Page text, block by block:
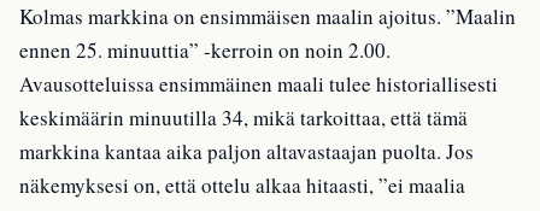
Kolmas markkina on ensimmäisen maalin ajoitus. ”Maalin
ennen 25. minuuttia” -kerroin on noin 2.00.
Avausotteluissa ensimmäinen maali tulee historiallisesti
keskimäärin minuutilla 34, mikä tarkoittaa, että tämä
markkina kantaa aika paljon altavastaajan puolta. Jos
näkemyksesi on, että ottelu alkaa hitaasti, ”ei maalia